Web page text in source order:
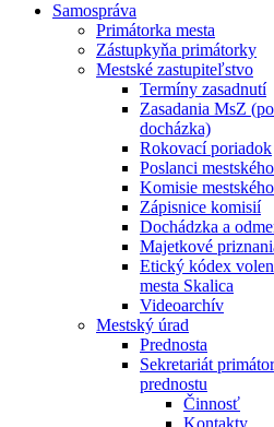
Samospráva
Primátorka mesta
Zástupkyňa primátorky
Mestské zastupiteľstvo
Termíny zasadnutí
Zasadania MsZ
docházka)
Rokovací poriadok
Poslanci
Komisie
Zápisnice komisií
Dochádzka a
Majetkové
Etický kódex
mesta Skalica
Videoarchív
Mestský úrad
Prednosta
Sekretariát
prednostu
Činnosť
Kontakty